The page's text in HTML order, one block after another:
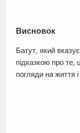
Висновок
Батут, який
підказкою про те,
погляди на життя